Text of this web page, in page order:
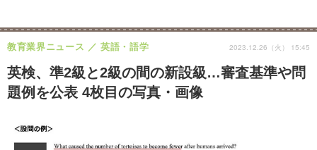
英検、準2級と2級の間の新設級…審査基準や問
題例を公表 4枚目の写真・画像
教育業界ニュース 英語・語学 2023.12.26（火） 15:45